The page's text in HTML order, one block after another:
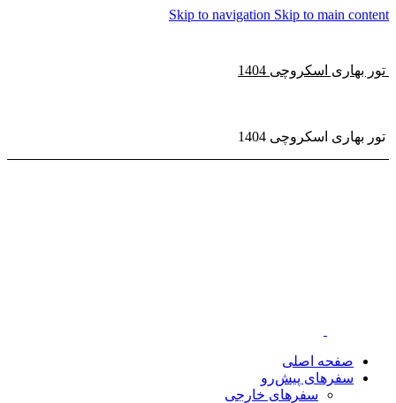
Skip to navigation Skip to main content
تور بهاری اسکروچی 1404
تور بهاری اسکروچی 1404
صفحه اصلی
سفر‌های پیش‌رو
سفرهای خارجی